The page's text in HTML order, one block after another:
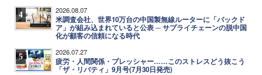
4 2026.08.07
米調査会社、世界10万台の中国製無線ルーターに「バックド
ア」が組み込まれていると公表 ─ サプライチェーンの脱中国
化が顧客の信頼になる時代
5 2026.07.27
疲労・人間関係・プレッシャー……このストレスどう抜こう
「ザ・リバティ」9月号(7月30日発売)